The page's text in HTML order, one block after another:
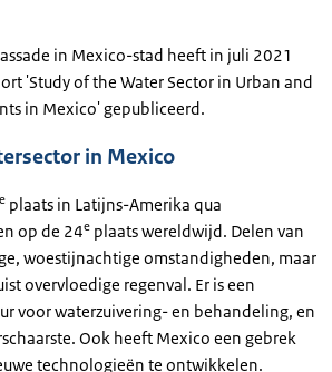
in Mexico-stad heeft in juli 2021
'Study of the Water Sector in Urban and
in Mexico' gepubliceerd.
in Mexico
e plaats in Latijns-Amerika qua
op de 24e plaats wereldwijd. Delen van
woestijnachtige omstandigheden, maar
overvloedige regenval. Er is een
voor waterzuivering- en behandeling, en
Ook heeft Mexico een gebrek
technologieën te ontwikkelen.